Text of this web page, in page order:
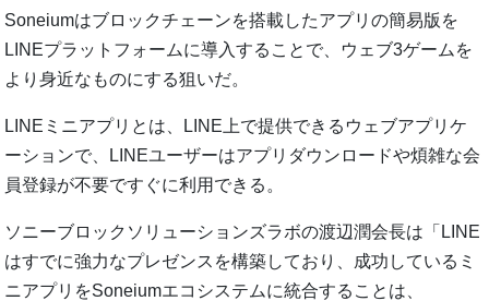
Soneiumはブロックチェーンを搭載したアプリの簡易版を
LINEプラットフォームに導入することで、ウェブ3ゲームを
より身近なものにする狙いだ。
LINEミニアプリとは、LINE上で提供できるウェブアプリケ
ーションで、LINEユーザーはアプリダウンロードや煩雑な会
員登録が不要ですぐに利用できる。
ソニーブロックソリューションズラボの渡辺潤会長は「LINE
はすでに強力なプレゼンスを構築しており、成功しているミ
ニアプリをSoneiumエコシステムに統合することは、